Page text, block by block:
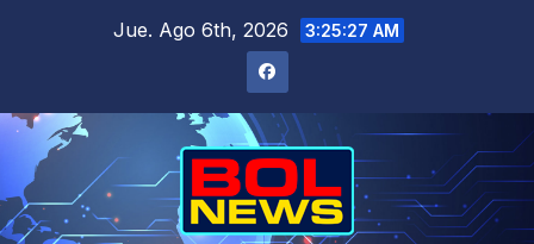
Jue. Ago 6th, 2026 3:25:27 AM